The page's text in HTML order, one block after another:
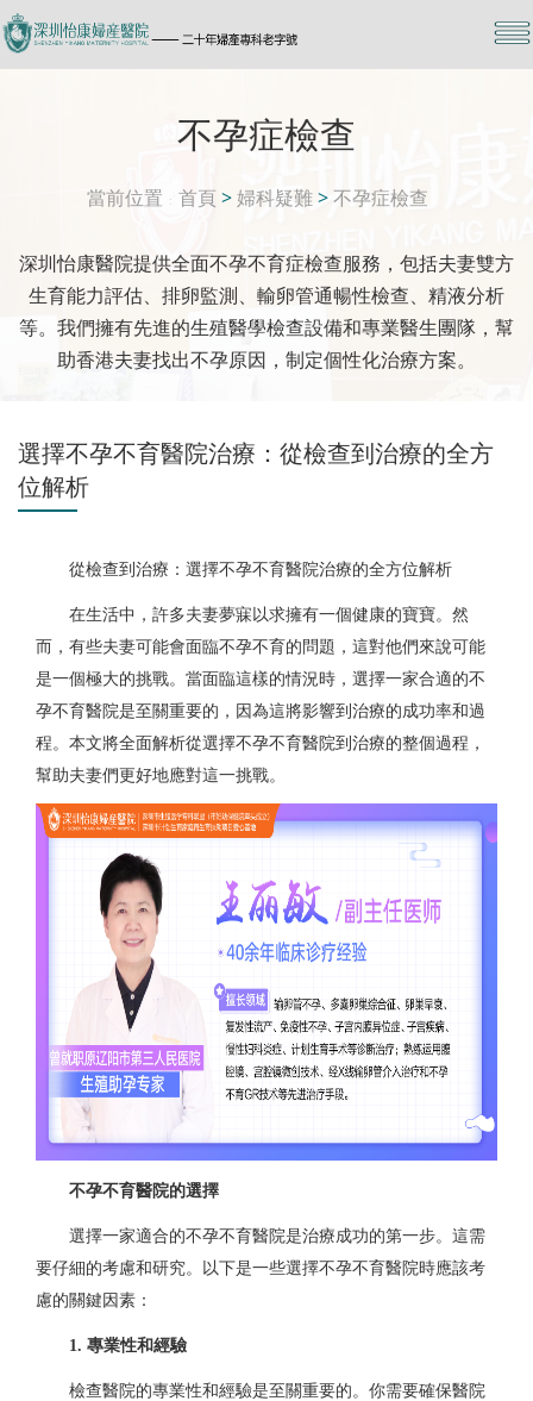
不孕症檢查
當前位置 首頁 >婦科疑難>不孕症檢查
深圳怡康醫院提供全面不孕不育症檢查服務，包括夫妻雙方
生育能力評估、排卵監測、輸卵管通暢性檢查、精液分析
等。我們擁有先進的生殖醫學檢查設備和專業醫生團隊，幫
助香港夫妻找出不孕原因，制定個性化治療方案。
選擇不孕不育醫院治療：從檢查到治療的全方
位解析
從檢查到治療：選擇不孕不育醫院治療的全方位解析
在生活中，許多夫妻夢寐以求擁有一個健康的寶寶。然
而，有些夫妻可能會面臨不孕不育的問題，這對他們來說可能
是一個極大的挑戰。當面臨這樣的情況時，選擇一家合適的不
孕不育醫院是至關重要的，因為這將影響到治療的成功率和過
程。本文將全面解析從選擇不孕不育醫院到治療的整個過程，
幫助夫妻們更好地應對這一挑戰。
不孕不育醫院的選擇
選擇一家適合的不孕不育醫院是治療成功的第一步。這需
要仔細的考慮和研究。以下是一些選擇不孕不育醫院時應該考
慮的關鍵因素：
1. 專業性和經驗
檢查醫院的專業性和經驗是至關重要的。你需要確保醫院